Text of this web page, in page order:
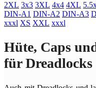
2XL 3x3 3XL 4x4 4XL
DIN-A1 DIN-A2 DIN-A3
xxxl XS XXL xxxl
Hüte, Caps
für Dreadlocks